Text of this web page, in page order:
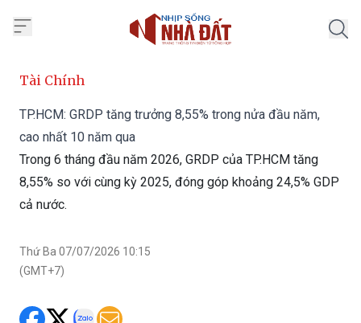
Tài Chính
TP.HCM: GRDP tăng trưởng 8,55% trong nửa đầu năm,
cao nhất 10 năm qua
Trong 6 tháng đầu năm 2026, GRDP của TP.HCM tăng
8,55% so với cùng kỳ 2025, đóng góp khoảng 24,5% GDP
cả nước.
Thứ Ba 07/07/2026 10:15
(GMT+7)